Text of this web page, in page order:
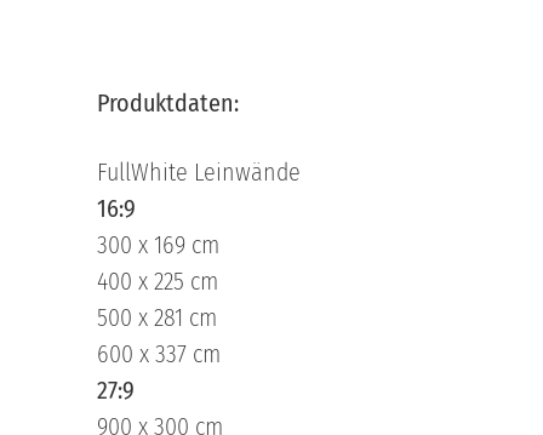
Produktdaten:
FullWhite Leinwände
16:9
300 x 169 cm
400 x 225 cm
500 x 281 cm
600 x 337 cm
27:9
900 x 300 cm